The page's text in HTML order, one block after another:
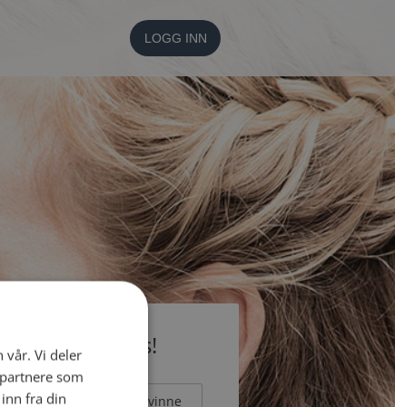
LOGG INN
medlem gratis!
Mann Kvinne
vår. Vi deler
som
fra din